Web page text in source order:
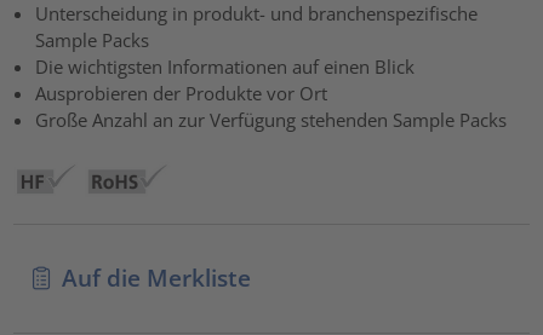
Unterscheidung in produkt- und branchenspezifische
Sample Packs
Die wichtigsten Informationen auf einen Blick
Ausprobieren der Produkte vor Ort
Große Anzahl an zur Verfügung stehenden Sample Packs
Auf die Merkliste